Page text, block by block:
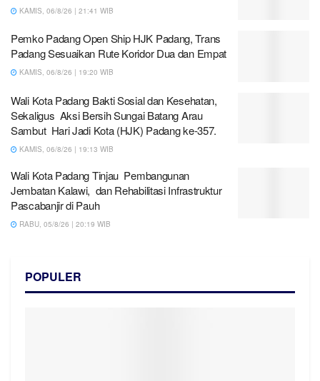
KAMIS, 06/8/26 | 21:41 WIB
Pemko Padang Open Ship HJK Padang, Trans
Padang Sesuaikan Rute Koridor Dua dan Empat
KAMIS, 06/8/26 | 19:20 WIB
Wali Kota Padang Bakti Sosial dan Kesehatan,
Sekaligus Aksi Bersih Sungai Batang Arau
Sambut Hari Jadi Kota (HJK) Padang ke-357.
KAMIS, 06/8/26 | 19:13 WIB
Wali Kota Padang Tinjau Pembangunan
Jembatan Kalawi, dan Rehabilitasi Infrastruktur
Pascabanjir di Pauh
RABU, 05/8/26 | 20:19 WIB
POPULER